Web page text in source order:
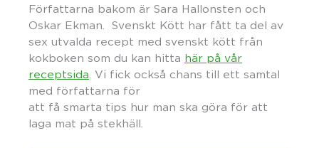
Författarna bakom är Sara Hallonsten och
Oskar Ekman. Svenskt Kött har fått ta del av
sex utvalda recept med svenskt kött från
kokboken som du kan hitta här på vår
receptsida. Vi fick också chans till ett samtal
med författarna för
att få smarta tips hur man ska göra för att
laga mat på stekhäll.